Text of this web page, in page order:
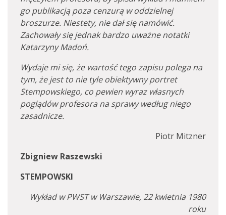
go publikacją poza cenzurą w oddzielnej
broszurze. Niestety, nie dał się namówić.
Zachowały się jednak bardzo uważne notatki
Katarzyny Madoń.
Wydaje mi się, że wartość tego zapisu polega na
tym, że jest to nie tyle obiektywny portret
Stempowskiego, co pewien wyraz własnych
poglądów profesora na sprawy według niego
zasadnicze.
Piotr Mitzner
Zbigniew Raszewski
STEMPOWSKI
Wykład w PWST w Warszawie, 22 kwietnia 1980
roku